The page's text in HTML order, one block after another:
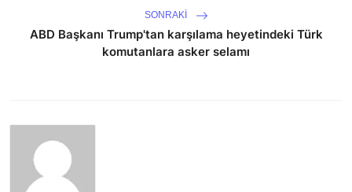
SONRAKI
ABD Başkanı Trump'tan karşılama heyetindeki Türk
komutanlara asker selamı